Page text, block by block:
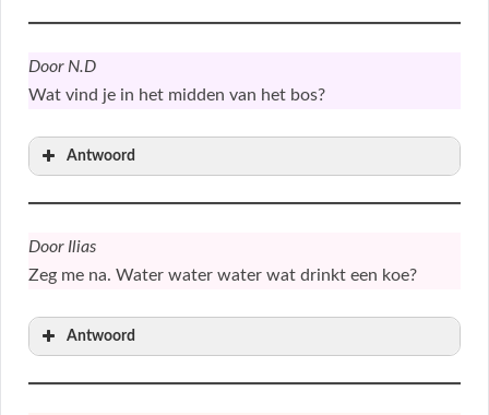
Door N.D
Wat vind je in het midden van het bos?
Antwoord
Door Ilias
Zeg me na. Water water water wat drinkt een koe?
Antwoord